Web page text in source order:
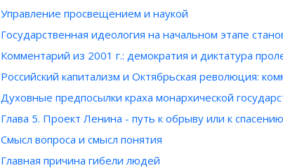
Управление просвещением и наукой
Государственная идеология на начальном этапе
Комментарий из 2001 г.: демократия и диктатура
Российский капитализм и Октябрьская революция:
Духовные предпосылки краха монархической
Глава 5. Проект Ленина - путь к обрыву или к
Смысл вопроса и смысл понятия
Главная причина гибели людей